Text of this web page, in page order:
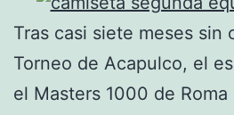
Tras casi siete meses sin
Torneo de Acapulco, el
el Masters 1000 de